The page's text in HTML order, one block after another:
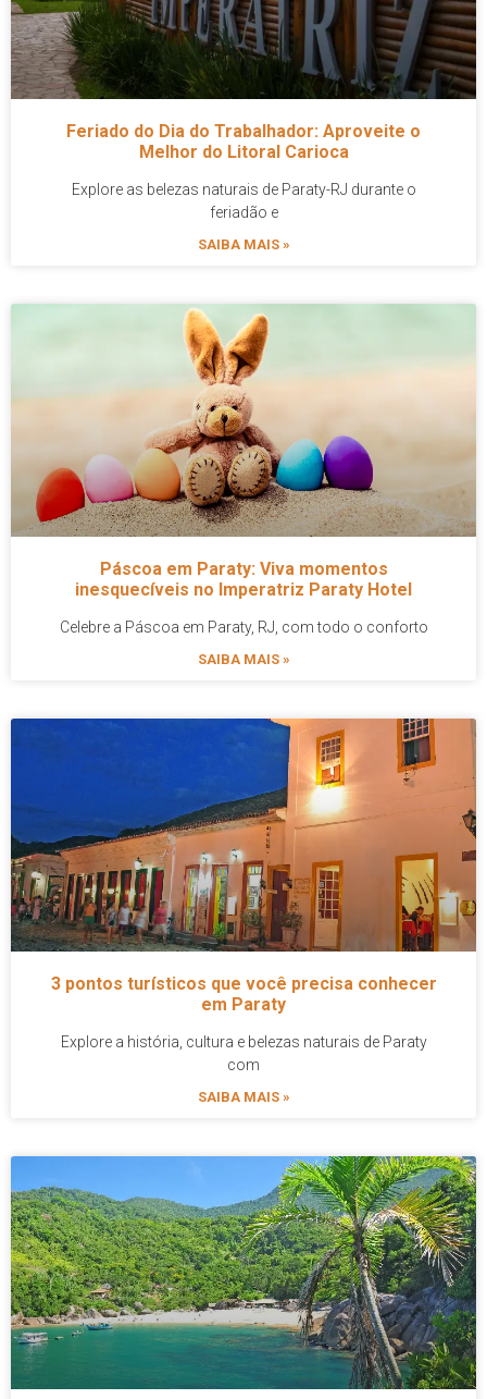
Feriado do Dia do Trabalhador: Aproveite o
Melhor do Litoral Carioca
Explore as belezas naturais de Paraty-RJ durante o
feriadão e
SAIBA MAIS »
Páscoa em Paraty: Viva momentos
inesquecíveis no Imperatriz Paraty Hotel
Celebre a Páscoa em Paraty, RJ, com todo o conforto
SAIBA MAIS »
3 pontos turísticos que você precisa conhecer
em Paraty
Explore a história, cultura e belezas naturais de Paraty
com
SAIBA MAIS »